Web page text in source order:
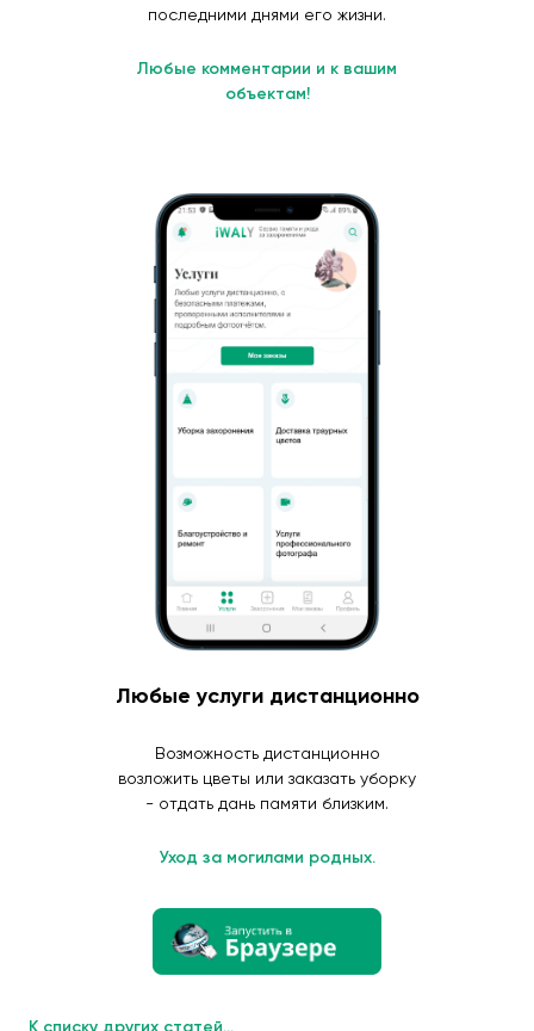
последними днями его жизни.
Любые комментарии и к вашим
объектам!
Любые услуги дистанционно
Возможность дистанционно
возложить цветы или заказать уборку
- отдать дань памяти близким.
Уход за могилами родных.
К списку других статей...